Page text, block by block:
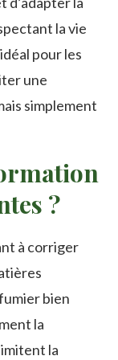
la vie
pour les
une
simplement
?
à corriger
bien
la
la